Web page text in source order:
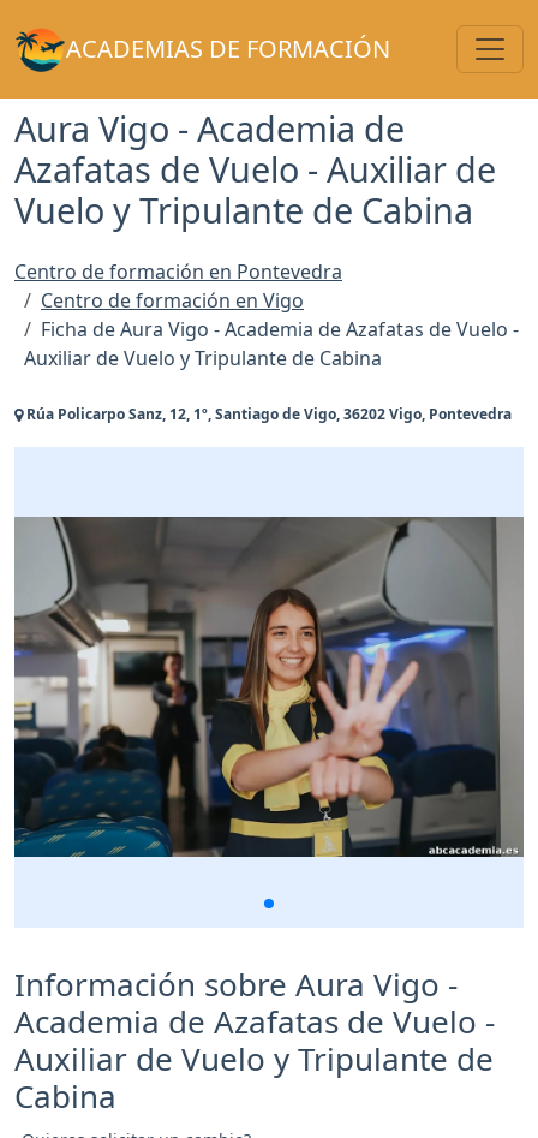
ACADEMIAS DE FORMACIÓN
Aura Vigo - Academia de
Azafatas de Vuelo - Auxiliar de
Vuelo y Tripulante de Cabina
Centro de formación en Pontevedra
Centro de formación en Vigo
Ficha de Aura Vigo - Academia de Azafatas de Vuelo -
Auxiliar de Vuelo y Tripulante de Cabina
Rúa Policarpo Sanz, 12, 1º, Santiago de Vigo, 36202 Vigo, Pontevedra
Información sobre Aura Vigo -
Academia de Azafatas de Vuelo -
Auxiliar de Vuelo y Tripulante de
Cabina